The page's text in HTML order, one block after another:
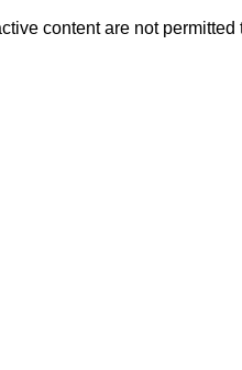
content are not